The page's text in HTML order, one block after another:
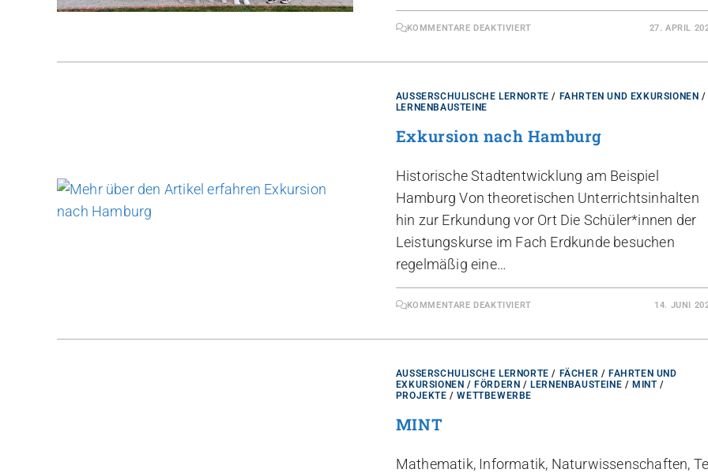
KOMMENTARE DEAKTIVIERT 27. APRIL
AUSSERSCHULISCHE LERNORTE / FAHRTEN UND EXKURSIONEN /
LERNENBAUSTEINE
Exkursion nach Hamburg
Historische Stadtentwicklung am Beispiel
Hamburg Von theoretischen Unterrichtsinhalten
hin zur Erkundung vor Ort Die Schüler*innen der
Leistungskurse im Fach Erdkunde besuchen
regelmäßig eine…
KOMMENTARE DEAKTIVIERT 14. JUNI
AUSSERSCHULISCHE LERNORTE / FÄCHER / FAHRTEN UND
EXKURSIONEN / FÖRDERN / LERNENBAUSTEINE / MINT/
PROJEKTE /WETTBEWERBE
MINT
Mathematik, Informatik, Naturwissenschaften,